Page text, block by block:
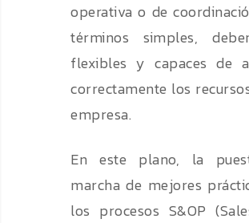
operativa o de
términos simples,
flexibles y capaces de
correctamente los
empresa.
En este plano, la
marcha de mejores
los procesos S&OP